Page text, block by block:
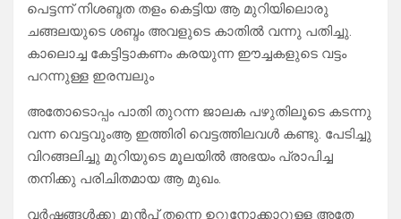
പെട്ടന്ന് നിശബ്ദത തളം കെട്ടിയ ആ മുറിയിലൊരു
ചങ്ങലയുടെ ശബ്ദം അവളുടെ കാതിൽ വന്നു പതിച്ചു.
കാലൊച്ച കേട്ടിട്ടാകണം കരയുന്ന ഈച്ചകളുടെ വട്ടം
പറന്നുള്ള ഇരമ്പലും
അതോടൊപ്പം പാതി തുറന്ന ജാലക പഴുതിലൂടെ കടന്നു
വന്ന വെട്ടവുംആ ഇത്തിരി വെട്ടത്തിലവൾ കണ്ടു. പേടിച്ചു
വിറങ്ങലിച്ചു മുറിയുടെ മൂലയിൽ അഭയം പ്രാപിച്ച
തനിക്കു പരിചിതമായ ആ മുഖം.
വർഷങ്ങൾക്കു മുൻപ് തന്നെ ഉറ്റുനോക്കാറുള്ള അതേ